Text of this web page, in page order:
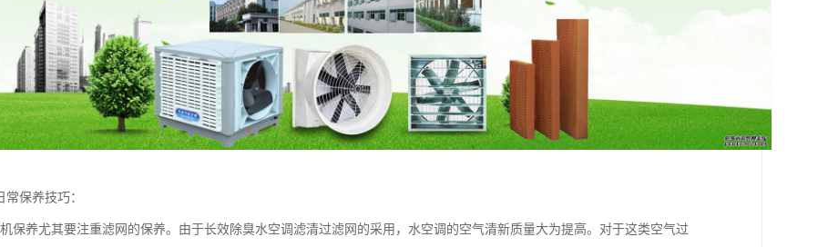
常保养技巧：
保养尤其要注重滤网的保养。由于长效除臭水空调滤清过滤网的采用，水空调的空气清新质量大为提高。对于这类空气过